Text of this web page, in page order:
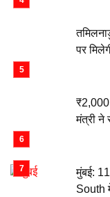
पर
₹2,000
मंत्री ने
मुंबई:
South